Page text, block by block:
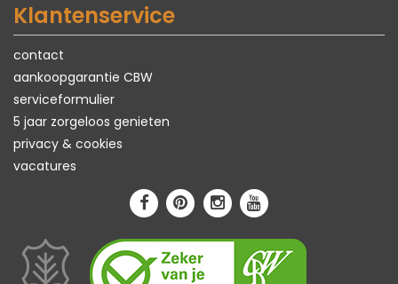
Klantenservice
contact
aankoopgarantie CBW
serviceformulier
5 jaar zorgeloos genieten
privacy & cookies
vacatures